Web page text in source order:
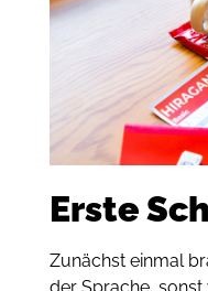
Erste
Zunächst einmal